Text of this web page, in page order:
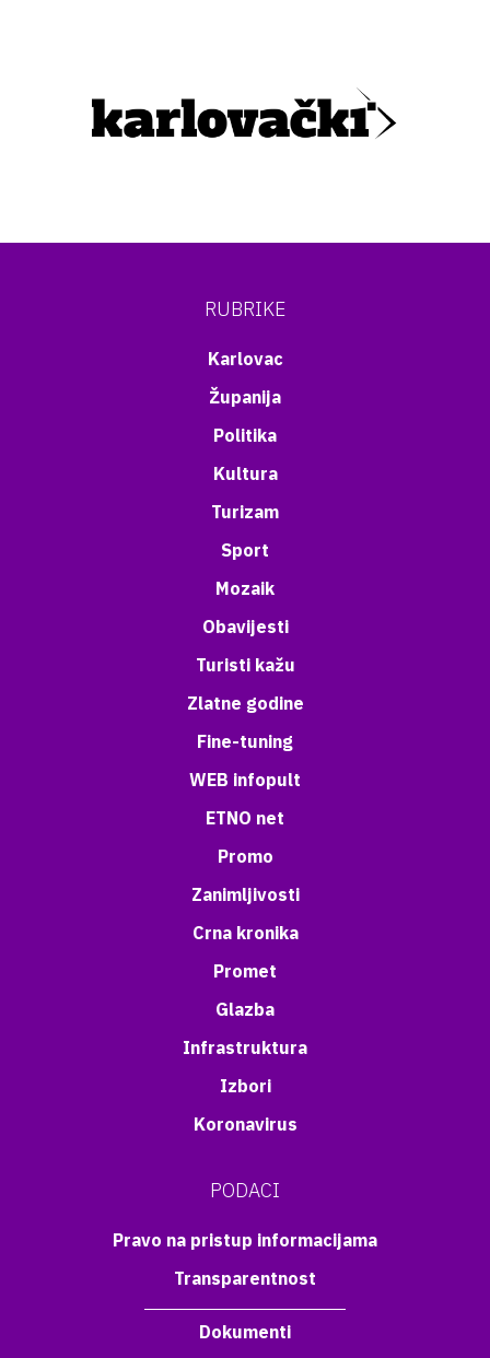
RUBRIKE
Karlovac
Županija
Politika
Kultura
Turizam
Sport
Mozaik
Obavijesti
Turisti kažu
Zlatne godine
Fine-tuning
WEB infopult
ETNO net
Promo
Zanimljivosti
Crna kronika
Promet
Glazba
Infrastruktura
Izbori
Koronavirus
PODACI
Pravo na pristup informacijama
Transparentnost
Dokumenti